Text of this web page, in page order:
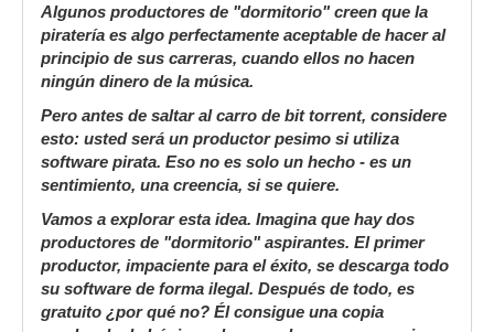
Algunos productores de "dormitorio" creen que la
piratería es algo perfectamente aceptable de hacer al
principio de sus carreras, cuando ellos no hacen
ningún dinero de la música.
Pero antes de saltar al carro de bit torrent, considere
esto: usted será un productor pesimo si utiliza
software pirata. Eso no es solo un hecho - es un
sentimiento, una creencia, si se quiere.
Vamos a explorar esta idea. Imagina que hay dos
productores de "dormitorio" aspirantes. El primer
productor, impaciente para el éxito, se descarga todo
su software de forma ilegal. Después de todo, es
gratuito ¿por qué no? Él consigue una copia